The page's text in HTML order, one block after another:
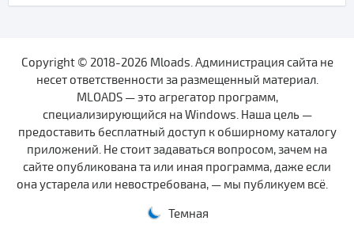
Copyright © 2018-2026 Mloads. Администрация сайта не
несет ответственности за размещенный материал.
MLOADS — это агрегатор программ,
специализирующийся на Windows. Наша цель —
предоставить бесплатный доступ к обширному каталогу
приложений. Не стоит задаваться вопросом, зачем на
сайте опубликована та или иная программа, даже если
она устарела или невостребована, — мы публикуем всё.
Темная